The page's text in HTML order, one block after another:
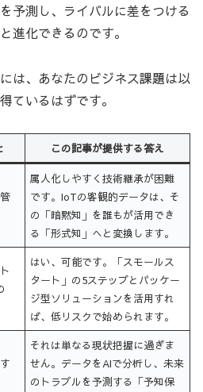
予測し、ライバルに差をつける
進化できるのです。
は、あなたのビジネス課題は以
ているはずです。
この記事が提供する答え
属人化しやすく技術継承が困難
です。IoTの客観的データは、そ
の「暗黙知」を誰もが活用でき
る「形式知」へと変換します。
はい、可能です。「スモールス
タート」の5ステップとパッケー
ジ型ソリューションを活用すれ
ば、低リスクで始められます。
それは単なる現状把握に過ぎま
せん。データをAIで分析し、未来
のトラブルを予測する「予知保